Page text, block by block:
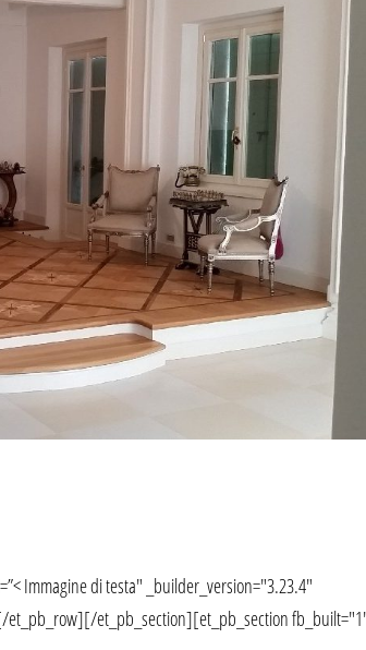
Immagine di testa" _builder_version="3.23.4"
et_pb_section][et_pb_section